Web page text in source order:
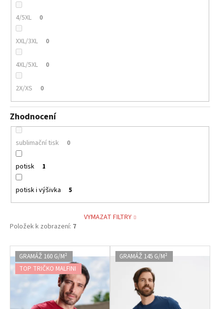
4/5XL 0
XXL/3XL 0
4XL/5XL 0
2X/XS 0
Zhodnocení
sublimační tisk 0
potisk 1
potisk i výšivka 5
VYMAZAT FILTRY
Položek k zobrazení: 7
V
ý
p
GRAMÁŽ 160 G/M²
TOP TRIČKO MALFINI
GRAMÁŽ 145 G/M²